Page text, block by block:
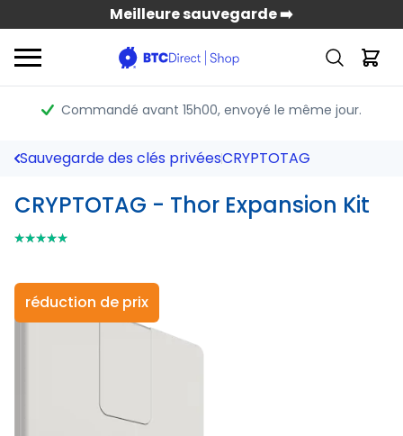
Meilleure sauvegarde ➡️
Commandé avant 15h00, envoyé le même jour.
Sauvegarde des clés privéesCRYPTOTAG
CRYPTOTAG - Thor Expansion Kit
⭑⭑⭑⭑⭑
⭑⭑⭑⭑⭑
réduction de prix